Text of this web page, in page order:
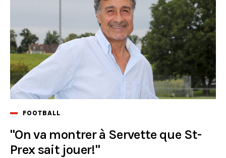
FOOTBALL
"On va montrer à Servette que St-
Prex sait jouer!"